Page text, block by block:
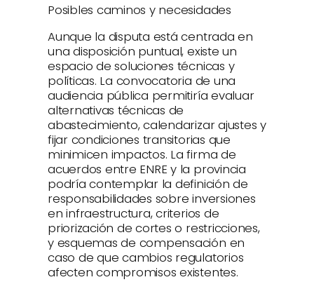
Posibles caminos y necesidades
Aunque la disputa está centrada en
una disposición puntual, existe un
espacio de soluciones técnicas y
políticas. La convocatoria de una
audiencia pública permitiría evaluar
alternativas técnicas de
abastecimiento, calendarizar ajustes y
fijar condiciones transitorias que
minimicen impactos. La firma de
acuerdos entre ENRE y la provincia
podría contemplar la definición de
responsabilidades sobre inversiones
en infraestructura, criterios de
priorización de cortes o restricciones,
y esquemas de compensación en
caso de que cambios regulatorios
afecten compromisos existentes.